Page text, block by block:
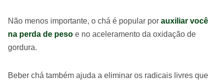
Não menos importante, o chá é popular por auxiliar você
na perda de peso e no aceleramento da oxidação de
gordura.
Beber chá também ajuda a eliminar os radicais livres que